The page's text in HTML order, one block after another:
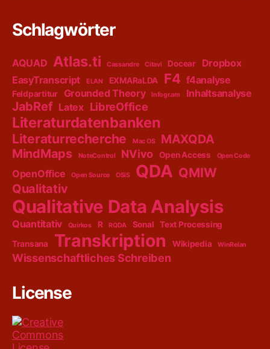
Schlagwörter
AQUAD Atlas.ti Cassandre Citavi Docear
Dropbox
EasyTranscript
ELAN EXMARaLDA F4 f4analyse
Feldpartitur Grounded Theory Infogr.am Inhaltsanalyse
JabRef Latex LibreOffice
Literaturdatenbanken
Literaturrecherche Mac OS
MAXQDA
MindMaps
NoteControl NVivo Open Access Open Code
OpenOffice Open Source OSiS QDA QMIW
Qualitativ
Qualitative Data Analysis
Quantitativ Quirkos R RQDA Sonal
Text Processing
Transana
Transkription Wikipedia WinRelan
Wissenschaftliches Schreiben
License